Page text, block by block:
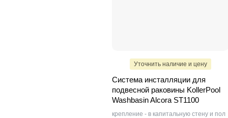
Уточнить наличие и цену
Система инсталляции для
подвесной раковины KollerPool
Washbasin Alcora ST1100
крепление - в капитальную стену и пол